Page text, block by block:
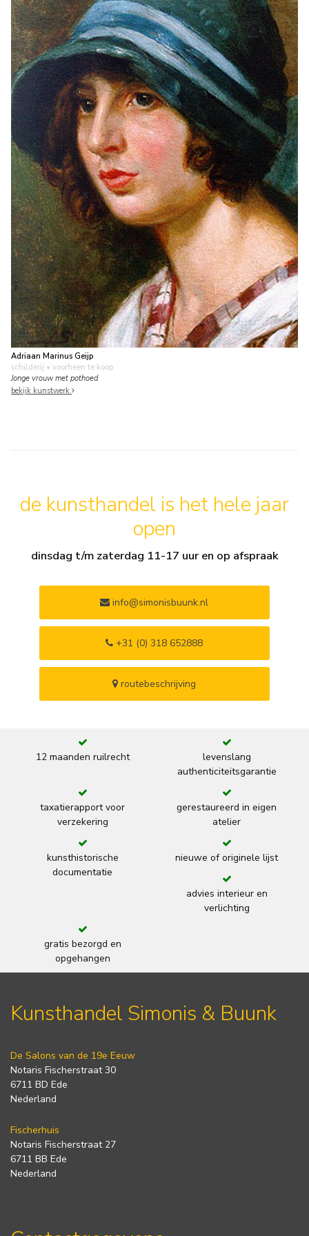
Adriaan Marinus Geijp
schilderij • voorheen te koop
Jonge vrouw met pothoed
bekijk kunstwerk
de kunsthandel is het hele jaar
open
dinsdag t/m zaterdag 11-17 uur en op afspraak
info@simonisbuunk.nl
+31 (0) 318 652888
routebeschrijving
12 maanden ruilrecht
levenslang
authenticiteitsgarantie
taxatierapport voor
verzekering
gerestaureerd in eigen
atelier
kunsthistorische
documentatie
nieuwe of originele lijst
advies interieur en
verlichting
gratis bezorgd en
opgehangen
Kunsthandel Simonis & Buunk
De Salons van de 19e Eeuw
Notaris Fischerstraat 30
6711 BD Ede
Nederland
Fischerhuis
Notaris Fischerstraat 27
6711 BB Ede
Nederland